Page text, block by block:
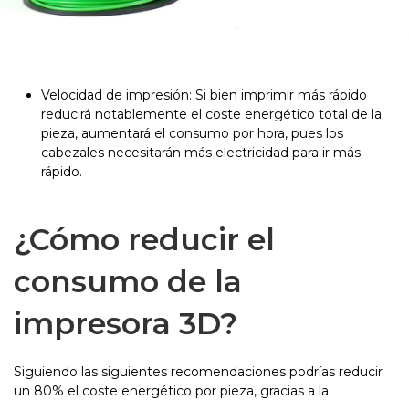
Velocidad de impresión: Si bien imprimir más rápido
reducirá notablemente el coste energético total de la
pieza, aumentará el consumo por hora, pues los
cabezales necesitarán más electricidad para ir más
rápido.
¿Cómo reducir el
consumo de la
impresora 3D?
Siguiendo las siguientes recomendaciones podrías reducir
un 80% el coste energético por pieza, gracias a la